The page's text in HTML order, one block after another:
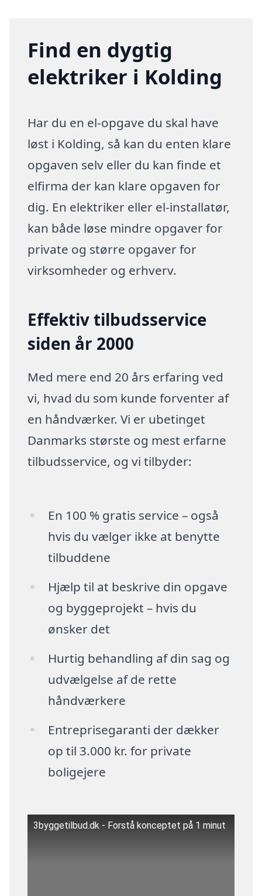
Find en dygtig
elektriker i Kolding
Har du en el-opgave du skal have
løst i Kolding, så kan du enten klare
opgaven selv eller du kan finde et
elfirma der kan klare opgaven for
dig. En elektriker eller el-installatør,
kan både løse mindre opgaver for
private og større opgaver for
virksomheder og erhverv.
Effektiv tilbudsservice
siden år 2000
Med mere end 20 års erfaring ved
vi, hvad du som kunde forventer af
en håndværker. Vi er ubetinget
Danmarks største og mest erfarne
tilbudsservice, og vi tilbyder:
En 100 % gratis service – også
hvis du vælger ikke at benytte
tilbuddene
Hjælp til at beskrive din opgave
og byggeprojekt – hvis du
ønsker det
Hurtig behandling af din sag og
udvælgelse af de rette
håndværkere
Entreprisegaranti der dækker
op til 3.000 kr. for private
boligejere
3byggetilbud.dk - Forstå konceptet på 1 minut